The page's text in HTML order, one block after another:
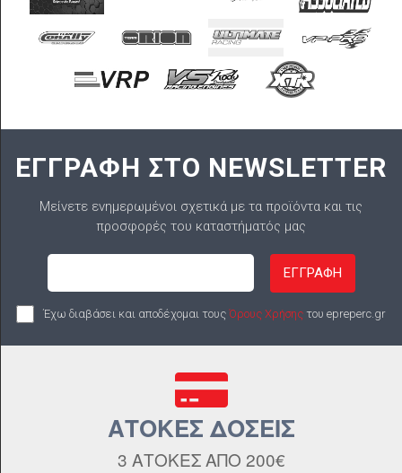
ΕΓΓΡΑΦΗ ΣΤΟ NEWSLETTER
Μείνετε ενημερωμένοι σχετικά με τα προϊόντα και τις
προσφορές του καταστήματός μας
ΕΓΓΡΑΦΗ
Έχω διαβάσει και αποδέχομαι τους Όρους Χρήσης του epreperc.gr
ΑΤΟΚΕΣ ΔΟΣΕΙΣ
3 ΑΤΟΚΕΣ ΑΠΟ 200€